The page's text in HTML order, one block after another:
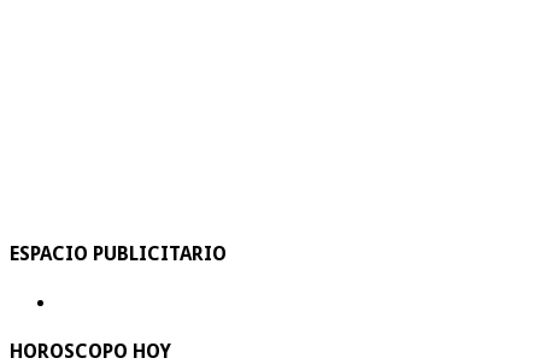
ESPACIO PUBLICITARIO
HOROSCOPO HOY